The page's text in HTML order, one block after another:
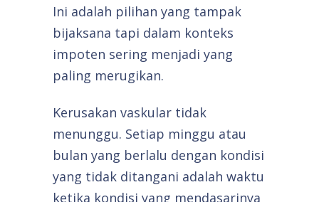
Ini adalah pilihan yang tampak
bijaksana tapi dalam konteks
impoten sering menjadi yang
paling merugikan.
Kerusakan vaskular tidak
menunggu. Setiap minggu atau
bulan yang berlalu dengan kondisi
yang tidak ditangani adalah waktu
ketika kondisi yang mendasarinya